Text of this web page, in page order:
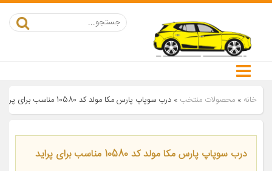
خانه » محصولات منتخب » درب سوپاپ پارس مکا مولد کد 10580 مناسب برای پراید
درب سوپاپ پارس مکا مولد کد 10580 مناسب برای پراید